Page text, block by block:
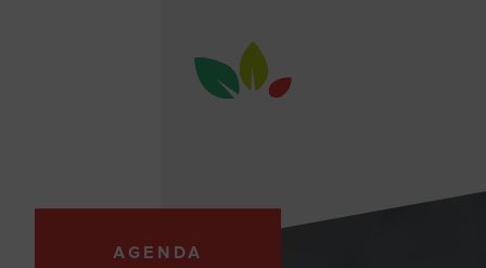
AGENDA